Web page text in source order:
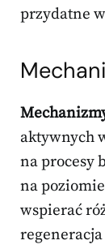
przydatne
aktywnych
na procesy
na
wspierać